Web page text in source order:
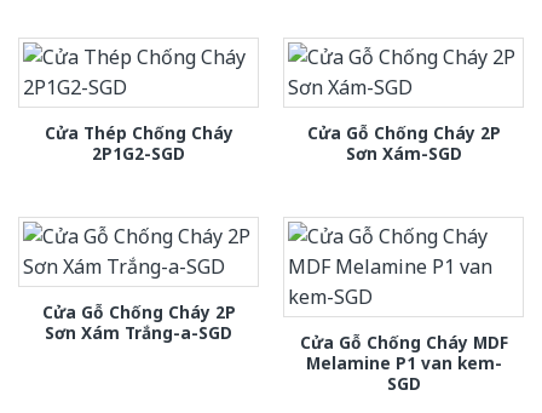
Cửa Thép Chống Cháy
2P1G2-SGD
Cửa Gỗ Chống Cháy 2P
Sơn Xám-SGD
Cửa Gỗ Chống Cháy 2P
Sơn Xám Trắng-a-SGD
Cửa Gỗ Chống Cháy MDF
Melamine P1 van kem-
SGD